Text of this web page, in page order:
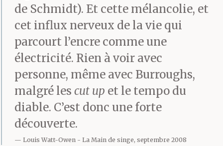
première promenade et
regardais les maisons
carrées, délabrées,
peintes en sang- de-
bœuf ou jaune sale, je
me disais : je marche
dans un rêve effondré et
de Schmidt). Et cette mélancolie, et
cet influx nerveux de la vie qui
parcourt l’encre comme une
électricité. Rien à voir avec
personne, même avec Burroughs,
malgré les cut up et le tempo du
diable. C’est donc une forte
découverte.
Louis Watt-Owen La Main de singe, septembre 2008